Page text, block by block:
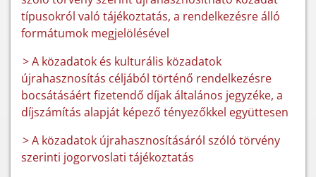
típusokról való tájékoztatás, a rendelkezésre álló
formátumok megjelölésével
> A közadatok és kulturális közadatok
újrahasznosítás céljából történő rendelkezésre
bocsátásáért fizetendő díjak általános jegyzéke, a
díjszámítás alapját képező tényezőkkel együttesen
> A közadatok újrahasznosításáról szóló törvény
szerinti jogorvoslati tájékoztatás